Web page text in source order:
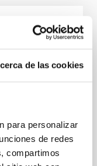
de las cookies
para personalizar
de redes
compartimos
X-ray
We
the hard X-ray
based on 37
values